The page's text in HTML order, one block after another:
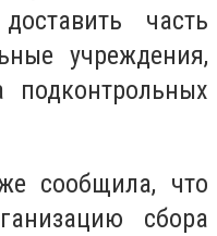
часть
учреждения,
подконтрольных
сообщила, что
сбора